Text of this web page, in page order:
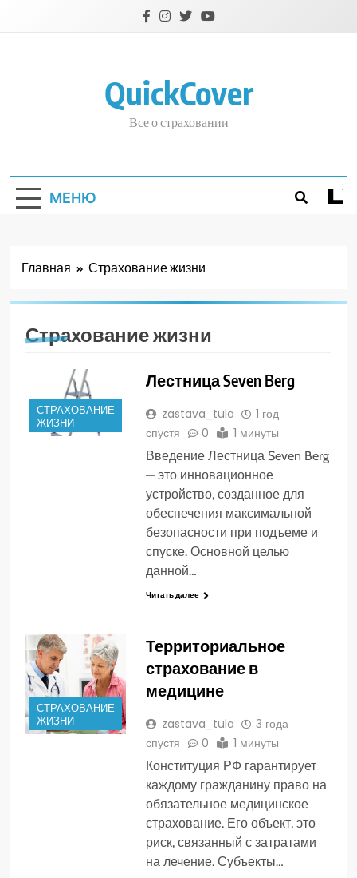
QuickCover
Все о страховании
МЕНЮ
Главная Страхование жизни
Страхование жизни
СТРАХОВАНИЕ
ЖИЗНИ
Лестница Seven Berg
zastava_tula
1 год
спустя
0 1 минуты
Введение Лестница Seven Berg
— это инновационное
устройство, созданное для
обеспечения максимальной
безопасности при подъеме и
спуске. Основной целью
данной…
Читать далее
СТРАХОВАНИЕ
ЖИЗНИ
Территориальное
страхование в
медицине
zastava_tula
3 года
спустя
0 1 минуты
Конституция РФ гарантирует
каждому гражданину право на
обязательное медицинское
страхование. Его объект, это
риск, связанный с затратами
на лечение. Субъекты…